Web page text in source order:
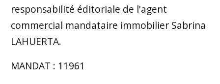
responsabilité éditoriale de l'agent
commercial mandataire immobilier Sabrina
LAHUERTA.
MANDAT : 11961